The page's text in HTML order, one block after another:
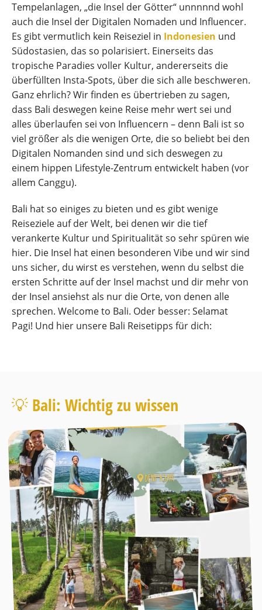
Tempelanlagen, „die Insel der Götter“ unnnnnd wohl
auch die Insel der Digitalen Nomaden und Influencer.
Es gibt vermutlich kein Reiseziel in Indonesien und
Südostasien, das so polarisiert. Einerseits das
tropische Paradies voller Kultur, andererseits die
überfüllten Insta-Spots, über die sich alle beschweren.
Ganz ehrlich? Wir finden es übertrieben zu sagen,
dass Bali deswegen keine Reise mehr wert sei und
alles überlaufen sei von Influencern – denn Bali ist so
viel größer als die wenigen Orte, die so beliebt bei den
Digitalen Nomanden sind und sich deswegen zu
einem hippen Lifestyle-Zentrum entwickelt haben (vor
allem Canggu).
Bali hat so einiges zu bieten und es gibt wenige
Reiseziele auf der Welt, bei denen wir die tief
verankerte Kultur und Spiritualität so sehr spüren wie
hier. Die Insel hat einen besonderen Vibe und wir sind
uns sicher, du wirst es verstehen, wenn du selbst die
ersten Schritte auf der Insel machst und dir mehr von
der Insel ansiehst als nur die Orte, von denen alle
sprechen. Welcome to Bali. Oder besser: Selamat
Pagi! Und hier unsere Bali Reisetipps für dich:
💡 Bali: Wichtig zu wissen